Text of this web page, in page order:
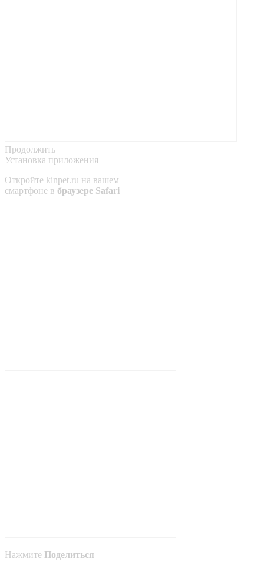
Продолжить
Установка приложения
Откройте kinpet.ru на вашем
смартфоне в браузере Safari
Нажмите Поделиться